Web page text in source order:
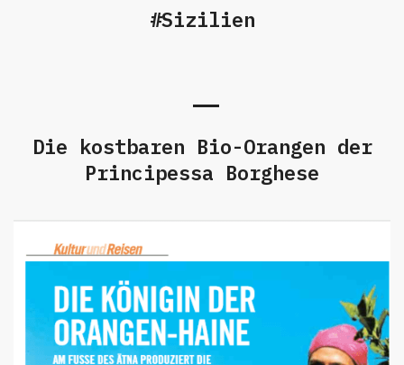
Sizilien
Die kostbaren Bio-Orangen der
Principessa Borghese